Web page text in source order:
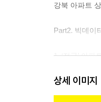
강북 아파트
Part2. 빅데이
1. ‘전국’ 아파
부동산 시장
2. ‘신도시’
상세 이미지